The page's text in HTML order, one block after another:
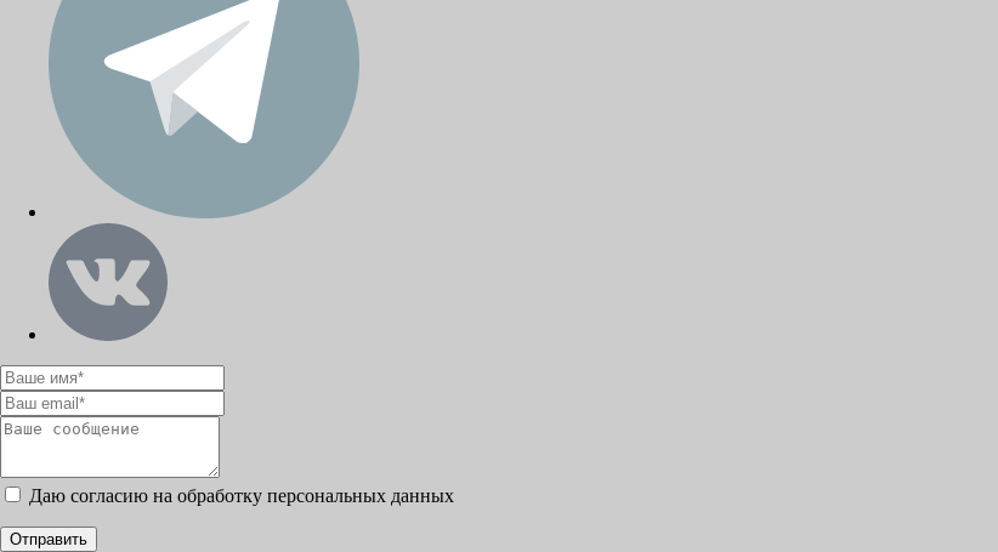
Даю согласию на обработку персональных данных
Отправить